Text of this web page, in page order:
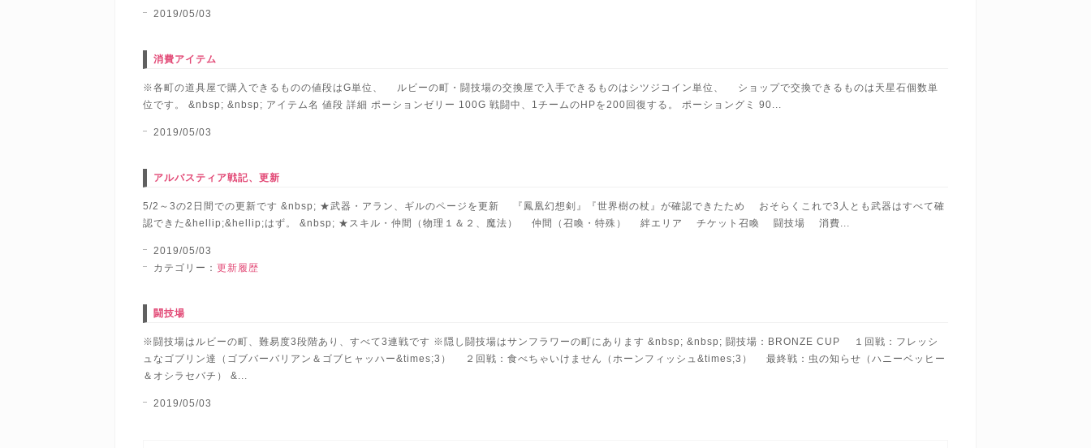
2019/05/03
消費アイテム
※各町の道具屋で購入できるものの値段はG単位、 ルビーの町・闘技場の交換屋で入手できるものはシツジコイン単位、 ショップで交換できるものは天星石個数単
位です。 &nbsp; &nbsp; アイテム名 値段 詳細 ポーションゼリー 100G 戦闘中、1チームのHPを200回復する。 ポーショングミ 90...
2019/05/03
アルバスティア戦記、更新
5/2～3の2日間での更新です &nbsp; ★武器・アラン、ギルのページを更新 『鳳凰幻想剣』『世界樹の杖』が確認できたため おそらくこれで3人とも武器はすべて確
認できた&hellip;&hellip;はず。 &nbsp; ★スキル・仲間（物理１＆２、魔法） 仲間（召喚・特殊） 絆エリア チケット召喚 闘技場 消費...
2019/05/03
カテゴリー： 更新履歴
闘技場
※闘技場はルビーの町、難易度3段階あり、すべて3連戦です ※隠し闘技場はサンフラワーの町にあります &nbsp; &nbsp; 闘技場：BRONZE CUP １回戦：フレッシ
ュなゴブリン達（ゴブバーバリアン＆ゴブヒャッハー&times;3） ２回戦：食べちゃいけません（ホーンフィッシュ&times;3） 最終戦：虫の知らせ（ハニーベッヒー
＆オシラセバチ） &...
2019/05/03